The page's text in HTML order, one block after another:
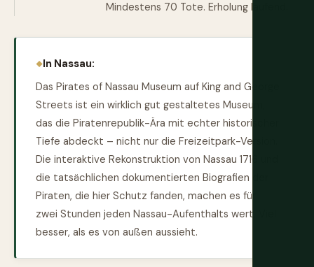
Mindestens 70 Tote. Erholung laufend.
In Nassau:
Das Pirates of Nassau Museum auf King and George
Streets ist ein wirklich gut gestaltetes Museum,
das die Piratenrepublik-Ära mit echter historischer
Tiefe abdeckt – nicht nur die Freizeitpark-Version.
Die interaktive Rekonstruktion von Nassau 1716 und
die tatsächlichen dokumentierten Biografien der
Piraten, die hier Schutz fanden, machen es für
zwei Stunden jeden Nassau-Aufenthalts wert. Viel
besser, als es von außen aussieht.